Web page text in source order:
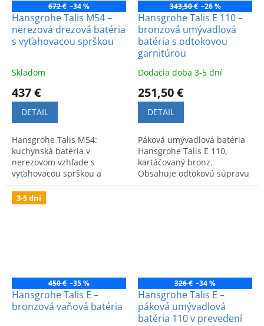
672 € –34 %
Hansgrohe Talis M54 –
nerezová drezová batéria
s vyťahovacou sprškou
Skladom
437 €
DETAIL
Hansgrohe Talis M54:
kuchynská batéria v
nerezovom vzhľade s
vyťahovacou sprškou a
dvomi prúdmi. Štýlový a
praktický doplnok pre
moderný drez.
343,50 € –26 %
Hansgrohe Talis E 110 –
bronzová umývadlová
batéria s odtokovou
garnitúrou
Dodacia doba 3-5 dní
251,50 €
DETAIL
Páková umývadlová batéria
Hansgrohe Talis E 110,
kartáčovaný bronz.
Obsahuje odtokovú súpravu
s tiahlom. Moderný dizajn a
3-5 dní
450 € –35 %
Hansgrohe Talis E –
bronzová vaňová batéria
326 € –34 %
Hansgrohe Talis E –
páková umývadlová
batéria 110 v prevedení